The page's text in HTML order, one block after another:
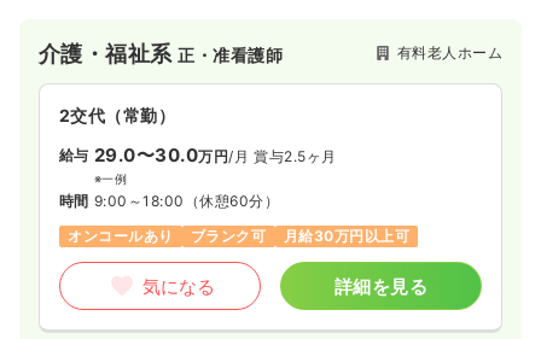
介護・福祉系正・准看護師 有料老人ホーム
2交代（常勤）
給与 29.0〜30.0万円/月 賞与2.5ヶ月
※一例
時間 9:00～18:00 （休憩60分）
オンコールあり
ブランク可 月給30万円以上可
気になる 詳細を見る